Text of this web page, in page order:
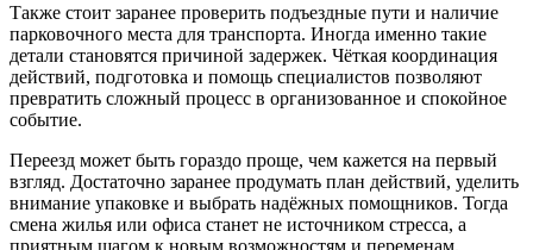
Также стоит заранее проверить подъездные пути и наличие
парковочного места для транспорта. Иногда именно такие
детали становятся причиной задержек. Чёткая координация
действий, подготовка и помощь специалистов позволяют
превратить сложный процесс в организованное и спокойное
событие.
Переезд может быть гораздо проще, чем кажется на первый
взгляд. Достаточно заранее продумать план действий, уделить
внимание упаковке и выбрать надёжных помощников. Тогда
смена жилья или офиса станет не источником стресса, а
приятным шагом к новым возможностям и переменам.